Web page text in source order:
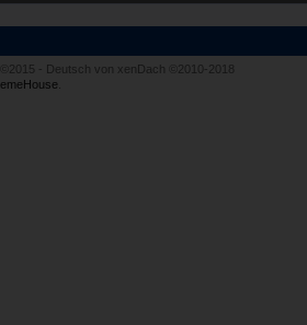
©2015 - Deutsch von xenDach
©2010-2018